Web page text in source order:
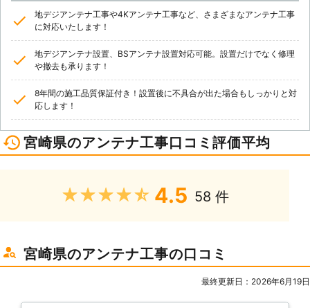
地デジアンテナ工事や4Kアンテナ工事など、さまざまなアンテナ工事
に対応いたします！
地デジアンテナ設置、BSアンテナ設置対応可能。設置だけでなく修理
や撤去も承ります！
8年間の施工品質保証付き！設置後に不具合が出た場合もしっかりと対
応します！
宮崎県のアンテナ工事口コミ評価平均
★★★★★ 4.5 58 件
宮崎県のアンテナ工事の口コミ
最終更新日：2026年6月19日